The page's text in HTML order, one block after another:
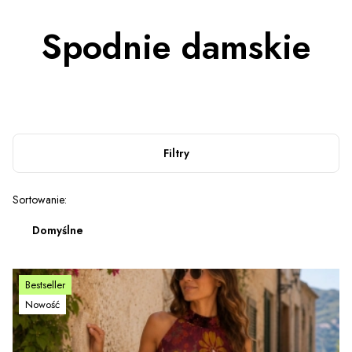
Spodnie damskie
Filtry
Lista produktów
Sortowanie:
Domyślne
Bestseller
Nowość